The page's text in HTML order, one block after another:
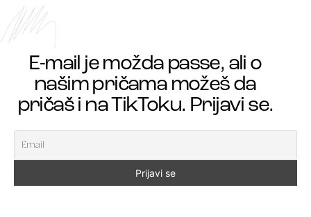
E-mail je možda passe, ali o
našim pričama možeš da
pričaš i na TikToku. Prijavi se.